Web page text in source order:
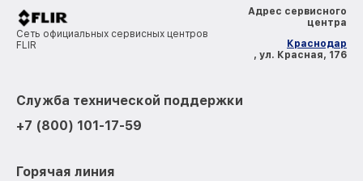
Сеть официальных сервисных центров
FLIR
Адрес сервисного
центра
Краснодар
, ул. Красная, 176
Служба технической поддержки
+7 (800) 101-17-59
Горячая линия